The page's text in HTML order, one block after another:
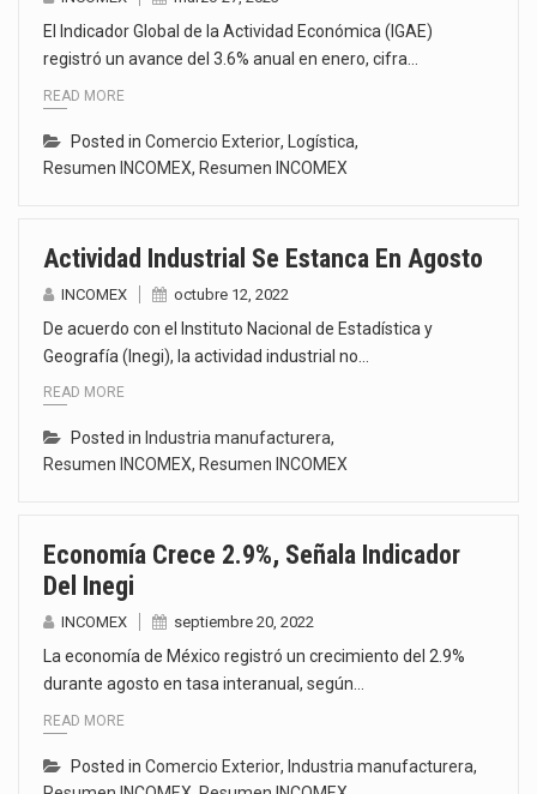
El Indicador Global de la Actividad Económica (IGAE)
registró un avance del 3.6% anual en enero, cifra…
READ MORE
Posted in Comercio Exterior, Logística,
Resumen INCOMEX, Resumen INCOMEX
Actividad Industrial Se Estanca En Agosto
INCOMEX octubre 12, 2022
De acuerdo con el Instituto Nacional de Estadística y
Geografía (Inegi), la actividad industrial no…
READ MORE
Posted in Industria manufacturera,
Resumen INCOMEX, Resumen INCOMEX
Economía Crece 2.9%, Señala Indicador
Del Inegi
INCOMEX septiembre 20, 2022
La economía de México registró un crecimiento del 2.9%
durante agosto en tasa interanual, según…
READ MORE
Posted in Comercio Exterior, Industria manufacturera,